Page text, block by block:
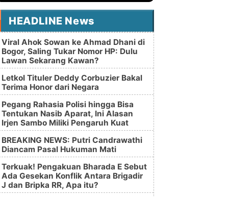
HEADLINE News
Viral Ahok Sowan ke Ahmad Dhani di
Bogor, Saling Tukar Nomor HP: Dulu
Lawan Sekarang Kawan?
Letkol Tituler Deddy Corbuzier Bakal
Terima Honor dari Negara
Pegang Rahasia Polisi hingga Bisa
Tentukan Nasib Aparat, Ini Alasan
Irjen Sambo Miliki Pengaruh Kuat
BREAKING NEWS: Putri Candrawathi
Diancam Pasal Hukuman Mati
Terkuak! Pengakuan Bharada E Sebut
Ada Gesekan Konflik Antara Brigadir
J dan Bripka RR, Apa itu?